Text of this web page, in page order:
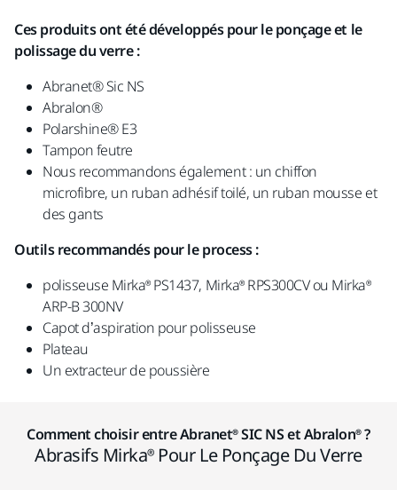
Ces produits ont été développés pour le ponçage et le
polissage du verre :
Abranet®Sic NS
Abralon®
Polarshine®E3
Tampon feutre
Nous recommandons également : un chiffon
microfibre, un ruban adhésif toilé, un ruban mousse et
des gants
Outils recommandés pour le process :
polisseuse Mirka® PS1437, Mirka® RPS300CV ou Mirka®
ARP-B 300NV
Capot d’aspiration pour polisseuse
Plateau
Un extracteur de poussière
Comment choisir entre Abranet® SIC NS et Abralon® ?
Abrasifs Mirka® Pour Le Ponçage Du Verre